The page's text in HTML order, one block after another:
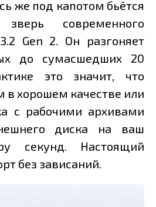
же под капотом бьётся
зверь современного
Gen 2. Он разгоняет
до сумасшедших 20
это значит, что
в хорошем качестве или
с рабочими архивами
диска на ваш
секунд. Настоящий
без зависаний.